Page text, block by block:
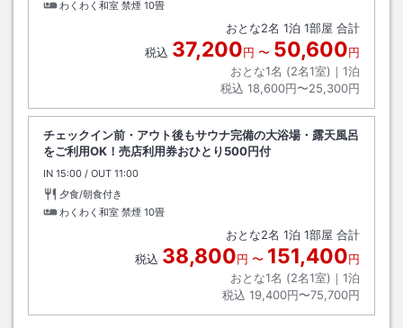
わくわく和室 禁煙 10畳
おとな2名 1泊 1部屋 合計
税込 37,200円 〜 50,600円
おとな1名 (2名1室)｜ 1泊
税込 18,600円〜25,300円
チェックイン前・アウト後もサウナ完備の大浴場・露天風呂
をご利用OK！売店利用券おひとり500円付
IN チェックイン
15:00 / OUT チェックアウト
11:00
夕食/朝食付き
わくわく和室 禁煙 10畳
おとな2名 1泊 1部屋 合計
税込 38,800円 〜 151,400円
おとな1名 (2名1室)｜ 1泊
税込 19,400円〜75,700円